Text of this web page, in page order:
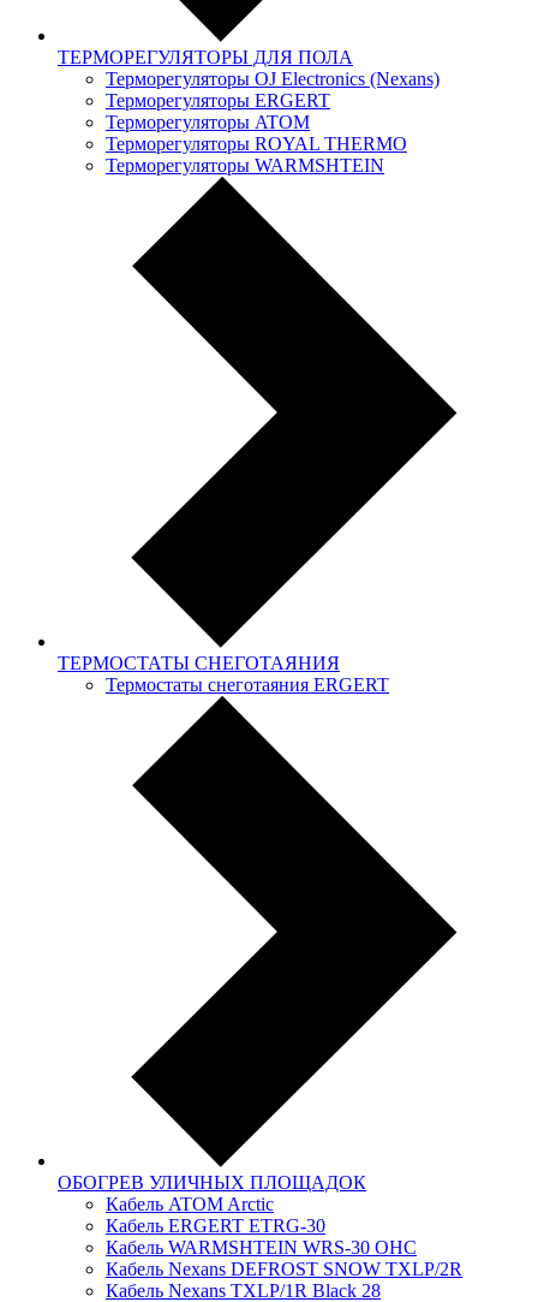
ТЕРМОРЕГУЛЯТОРЫ ДЛЯ ПОЛА
Терморегуляторы OJ Electronics (Nexans)
Терморегуляторы ERGERT
Терморегуляторы ATOM
Терморегуляторы ROYAL THERMO
Терморегуляторы WARMSHTEIN
ТЕРМОСТАТЫ СНЕГОТАЯНИЯ
Термостаты снеготаяния ERGERT
ОБОГРЕВ УЛИЧНЫХ ПЛОЩАДОК
Кабель ATOM Arctic
Кабель ERGERT ETRG-30
Кабель WARMSHTEIN WRS-30 OHC
Кабель Nexans DЕFRОSТ SNOW TXLР/2R
Кабель Nexans TXLP/1R Black 28